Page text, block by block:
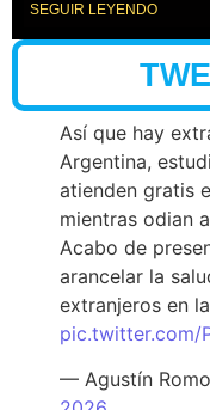
SEGUIR LEYENDO
Así que hay
Argentina,
atienden gratis
mientras odian
Acabo de
arancelar la
extranjeros en
pic.twitter.com/
— Agustín